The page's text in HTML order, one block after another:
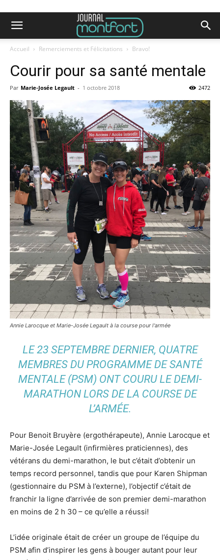
Accueil Remerciements et Félicitations Bravo!
Courir pour sa santé mentale
Par Marie-Josée Legault - 1 octobre 2018 2472
Annie Larocque et Marie-Josée Legault à la course pour l'armée
LE 23 SEPTEMBRE DERNIER, QUATRE
MEMBRES DU PROGRAMME DE SANTÉ
MENTALE (PSM) ONT COURU LE DEMI-
MARATHON LORS DE LA COURSE DE
L’ARMÉE.
Pour Benoit Bruyère (ergothérapeute), Annie Larocque et
Marie-Josée Legault (infirmières praticiennes), des
vétérans du demi-marathon, le but c’était d’obtenir un
temps record personnel, tandis que pour Karen Shipman
(gestionnaire du PSM à l’externe), l’objectif c’était de
franchir la ligne d’arrivée de son premier demi-marathon
en moins de 2 h 30 – ce qu’elle a réussi!
L’idée originale était de créer un groupe de l’équipe du
PSM afin d’inspirer les gens à bouger autant pour leur